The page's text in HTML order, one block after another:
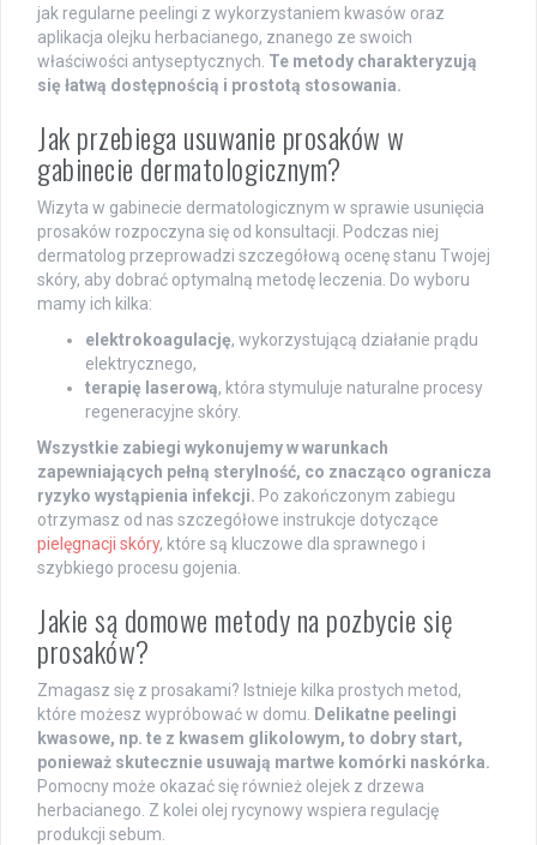
jak regularne peelingi z wykorzystaniem kwasów oraz
aplikacja olejku herbacianego, znanego ze swoich
właściwości antyseptycznych. Te metody charakteryzują
się łatwą dostępnością i prostotą stosowania.
Jak przebiega usuwanie prosaków w
gabinecie dermatologicznym?
Wizyta w gabinecie dermatologicznym w sprawie usunięcia
prosaków rozpoczyna się od konsultacji. Podczas niej
dermatolog przeprowadzi szczegółową ocenę stanu Twojej
skóry, aby dobrać optymalną metodę leczenia. Do wyboru
mamy ich kilka:
elektrokoagulację, wykorzystującą działanie prądu
elektrycznego,
terapię laserową, która stymuluje naturalne procesy
regeneracyjne skóry.
Wszystkie zabiegi wykonujemy w warunkach
zapewniających pełną sterylność, co znacząco ogranicza
ryzyko wystąpienia infekcji. Po zakończonym zabiegu
otrzymasz od nas szczegółowe instrukcje dotyczące
pielęgnacji skóry, które są kluczowe dla sprawnego i
szybkiego procesu gojenia.
Jakie są domowe metody na pozbycie się
prosaków?
Zmagasz się z prosakami? Istnieje kilka prostych metod,
które możesz wypróbować w domu. Delikatne peelingi
kwasowe, np. te z kwasem glikolowym, to dobry start,
ponieważ skutecznie usuwają martwe komórki naskórka.
Pomocny może okazać się również olejek z drzewa
herbacianego. Z kolei olej rycynowy wspiera regulację
produkcji sebum.